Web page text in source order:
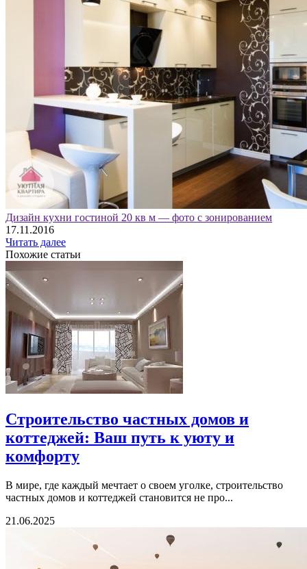
Дизайн кухни гостиной 20 кв м — фото с зонированием
17.11.2016
Читать далее
Похожие статьи
Строительство частных домов и
коттеджей: Ваш путь к уюту и
комфорту
В мире, где каждый мечтает о своем уголке, строительство
частных домов и коттеджей становится не про...
21.06.2025